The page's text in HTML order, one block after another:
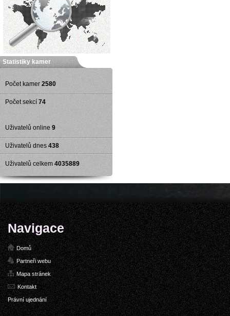
Statistiky kamer
Počet kamer 2580
Počet sekcí 74
Uživatelů online 9
Uživatelů dnes 438
Uživatelů celkem 4035889
Navigace
Domů
Partneři webu
Mapa stránek
Kontakt
Právní ujednání